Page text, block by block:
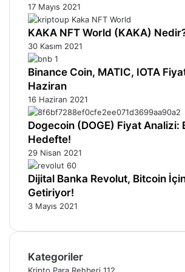
17 Mayıs 2021
KAKA NFT World (KAKA)
30 Kasım 2021
Binance Coin, MATIC, IOTA
Haziran
16 Haziran 2021
Dogecoin (DOGE) Fiyat Analizi:
Hedefte!
29 Nisan 2021
Dijital Banka Revolut, Bitcoin
Getiriyor!
3 Mayıs 2021
Kategoriler